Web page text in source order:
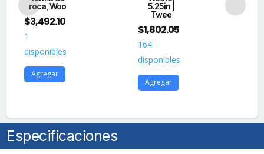
|
woofer
de
roca, Woo
$3,492.10
1
disponibles
Agregar
5.25in |
Twee
$1,802.05
164
disponibles
Agregar
Especificaciones